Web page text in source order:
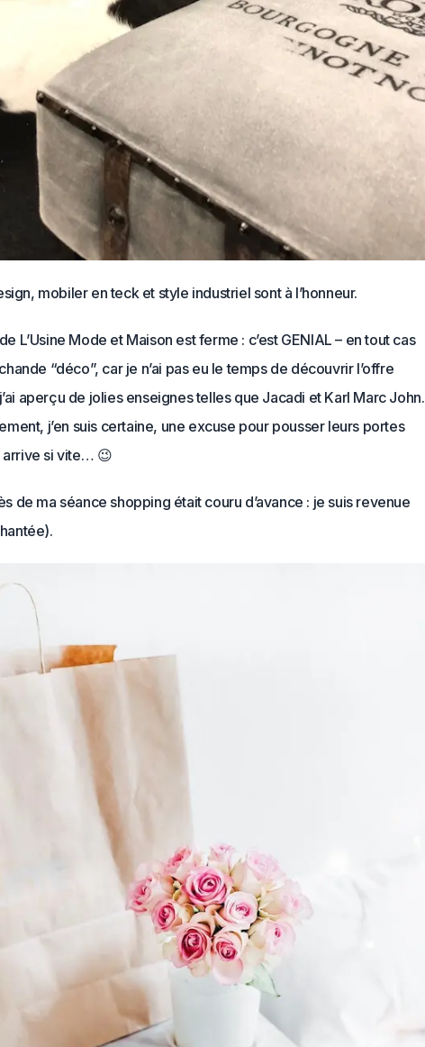
mobiler en teck et style industriel sont à l’honneur.
L’Usine Mode et Maison est ferme : c’est GENIAL – en tout cas
“déco”, car je n’ai pas eu le temps de découvrir l’offre
aperçu de jolies enseignes telles que Jacadi et Karl Marc John.
j’en suis certaine, une excuse pour pousser leurs portes
si vite… 😉
de ma séance shopping était couru d’avance : je suis revenue